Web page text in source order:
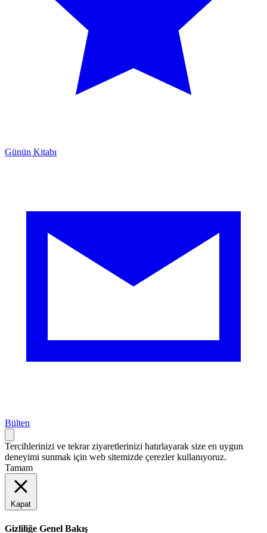
Günün Kitabı
Bülten
Tercihlerinizi ve tekrar ziyaretlerinizi hatırlayarak size en uygun
deneyimi sunmak için web sitemizde çerezler kullanıyoruz.
Tamam
Kapat
Gizliliğe Genel Bakış